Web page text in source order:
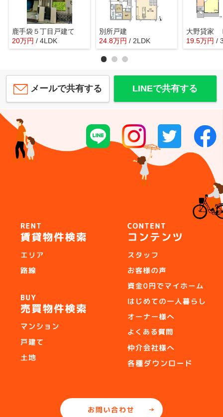
鹿手袋５丁目戸建て
20万円 / 4LDK
別所戸建
24.8万円 / 2LDK
大野貸家
19.5万円 /
メールで共有する LINEで共有する